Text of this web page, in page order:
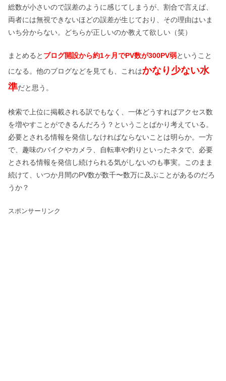
総数が小さいので誤差のように感じてしまうが、割合で言えば、
両者には無視できないほどの誤差が生じており、その理由はいま
いち分からない。どちらが正しいのか教えて欲しい（笑）
まとめると ブログ開設から約1ヶ月でPV数が300PV弱ということ
になる。他のブログなどを見ても、これはかなり少ない水
準だと思う。
検索で上位に掲載される訳でもなく、一体どうすればアクセス数
を増やすことができるんだろう？ということばかり考えている。
必要とされる情報を発信しなければならないことは明らか。一方
で、趣味のバイクやカメラ、自転車や釣りといったネタで、必要
とされる情報を発信し続けられる気がしないのも事実。このまま
続けて、いつか月間のPV数が数千〜数万に及ぶことがあるのだろ
うか？
スポンサーリンク